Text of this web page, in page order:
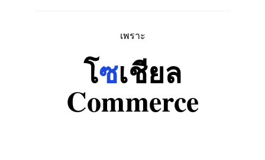
เพราะ
โซเชียล
Commerce